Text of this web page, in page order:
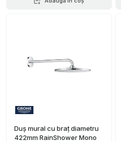
Duș mural cu braț diametru
422mm RainShower Mono